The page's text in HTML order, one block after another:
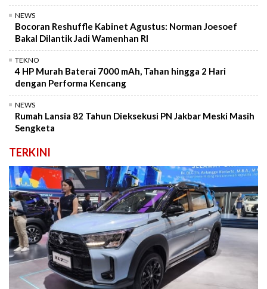
NEWS
Bocoran Reshuffle Kabinet Agustus: Norman Joesoef
Bakal Dilantik Jadi Wamenhan RI
TEKNO
4 HP Murah Baterai 7000 mAh, Tahan hingga 2 Hari
dengan Performa Kencang
NEWS
Rumah Lansia 82 Tahun Dieksekusi PN Jakbar Meski Masih
Sengketa
TERKINI